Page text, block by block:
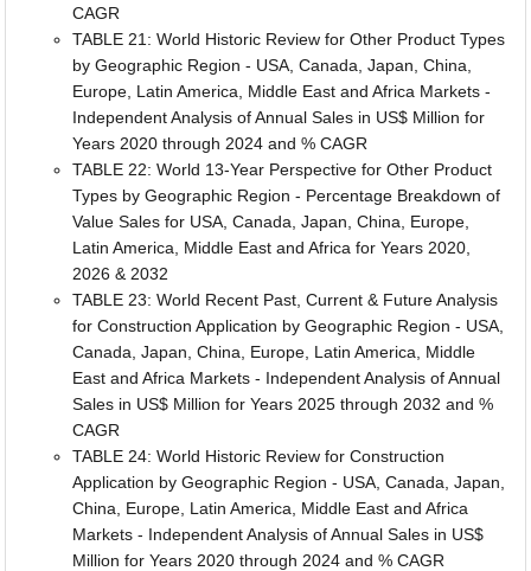
CAGR
TABLE 21: World Historic Review for Other Product Types
by Geographic Region - USA, Canada, Japan, China,
Europe, Latin America, Middle East and Africa Markets -
Independent Analysis of Annual Sales in US$ Million for
Years 2020 through 2024 and % CAGR
TABLE 22: World 13-Year Perspective for Other Product
Types by Geographic Region - Percentage Breakdown of
Value Sales for USA, Canada, Japan, China, Europe,
Latin America, Middle East and Africa for Years 2020,
2026 & 2032
TABLE 23: World Recent Past, Current & Future Analysis
for Construction Application by Geographic Region - USA,
Canada, Japan, China, Europe, Latin America, Middle
East and Africa Markets - Independent Analysis of Annual
Sales in US$ Million for Years 2025 through 2032 and %
CAGR
TABLE 24: World Historic Review for Construction
Application by Geographic Region - USA, Canada, Japan,
China, Europe, Latin America, Middle East and Africa
Markets - Independent Analysis of Annual Sales in US$
Million for Years 2020 through 2024 and % CAGR